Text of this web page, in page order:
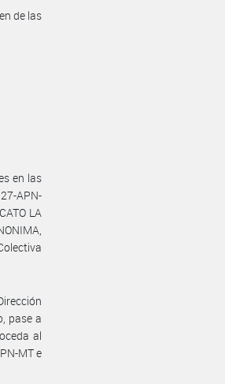
de las
en las
APN-
LA
pase a
al
MT e